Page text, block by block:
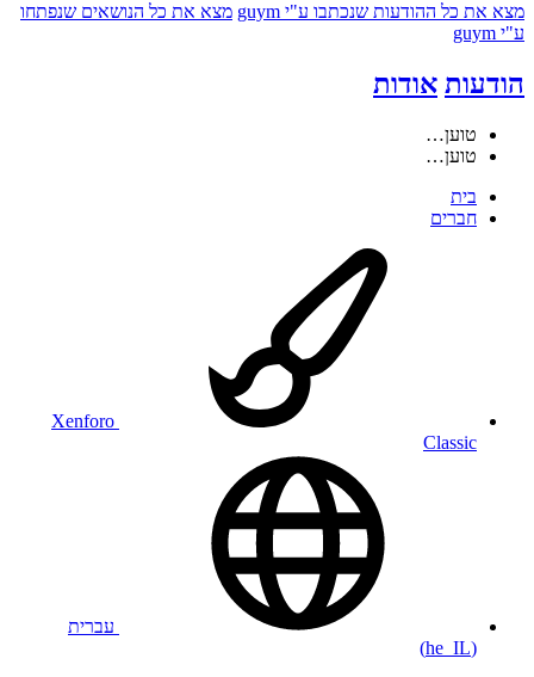
מצא את כל ההודעות שנכתבו ע"י guym
מצא את כל הנושאים שנפתחו
ע"י guym
הודעות אודות
טוען…
טוען…
בית
חברים
Xenforo
Classic
עברית
(he_IL)